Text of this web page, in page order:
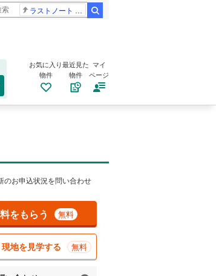
ラストノート 内田有紀
お気に入り
物件
最近見た
物件
マイ
ページ
のお申込状況を問い合わせ
をもらう 無料
地を見学する 無料